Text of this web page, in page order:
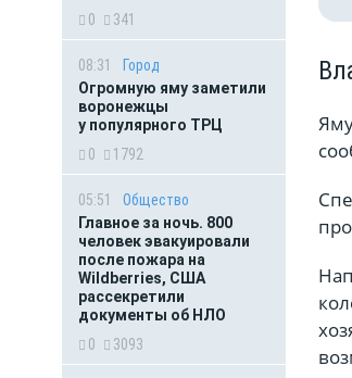
0
341
08:31
Город
Огромную яму заметили
воронежцы
у популярного ТРЦ
0
1792
05:51
Общество
Главное за ночь. 800
человек эвакуировали
после пожара на
Wildberries, США
рассекретили
документы об НЛО
0
3093